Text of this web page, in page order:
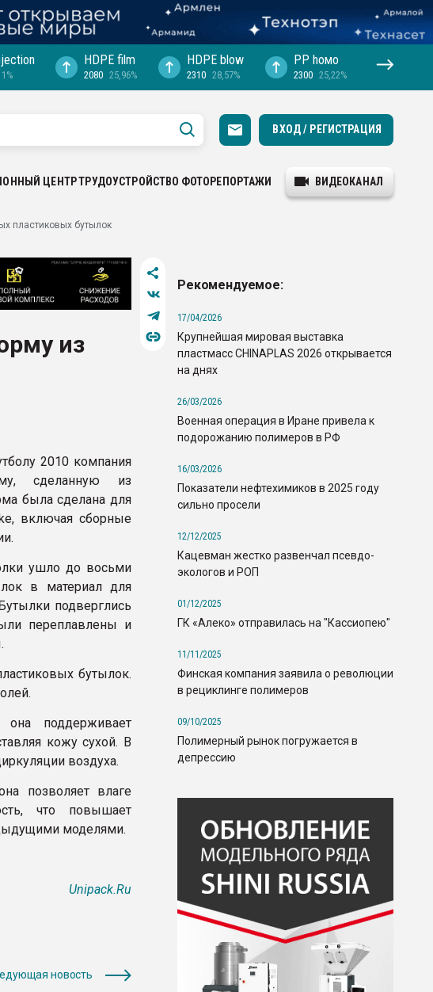
HDPE film
2080 25,96%
HDPE blow
2310 28,57%
PP hомо
2300 25,22%
ВХОД / РЕГИСТРАЦИЯ
ЦЕНТРТРУДОУСТРОЙСТВО ФОТОРЕПОРТАЖИ ВИДЕОКАНАЛ
пластиковых бутылок
из
2010 компания
сделанную из
была сделана для
включая сборные
ушло до восьми
в материал для
подверглись
переплавлены и
бутылок.
поддерживает
кожу сухой. В
воздуха.
позволяет влаге
что повышает
моделями.
Unipack.Ru
новость
Рекомендуемое:
17/04/2026
Крупнейшая мировая выставка
пластмасс CHINAPLAS 2026 открывается
на днях
26/03/2026
Военная операция в Иране привела к
подорожанию полимеров в РФ
16/03/2026
Показатели нефтехимиков в 2025 году
сильно просели
12/12/2025
Кацевман жестко развенчал псевдо-
экологов и РОП
01/12/2025
ГК «Алеко» отправилась на "Кассиопею"
11/11/2025
Финская компания заявила о революции
в рециклинге полимеров
09/10/2025
Полимерный рынок погружается в
депрессию